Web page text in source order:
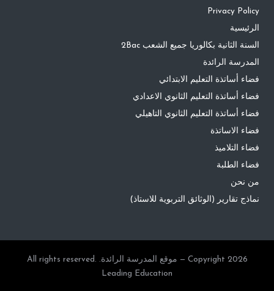
Privacy Policy
الرئيسية
السنة الثانية بكالوريا جميع الشعب 2Bac
المدرسة الرائدة
فضاء أساتذة التعليم الابتدائي
فضاء أساتذة التعليم الثانوي الاعدادي
فضاء أساتذة التعليم الثانوي التاهيلي
فضاء الاساتذة
فضاء التلاميذ
فضاء الطلبة
من نحن
نماذج تقارير (الوثائق التربوية للاستاذ)
Copyright 2026 — موقع المدرسة الرائدة. All rights reserved.
Leading Education